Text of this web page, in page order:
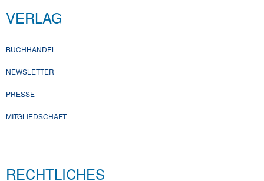
VERLAG
BUCHHANDEL
NEWSLETTER
PRESSE
MITGLIEDSCHAFT
RECHTLICHES